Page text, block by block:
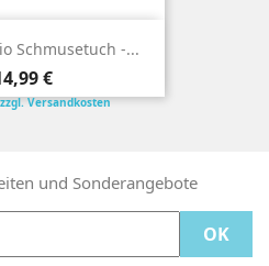
Schmusetuch -...
€
zzgl. Versandkosten
und Sonderangebote